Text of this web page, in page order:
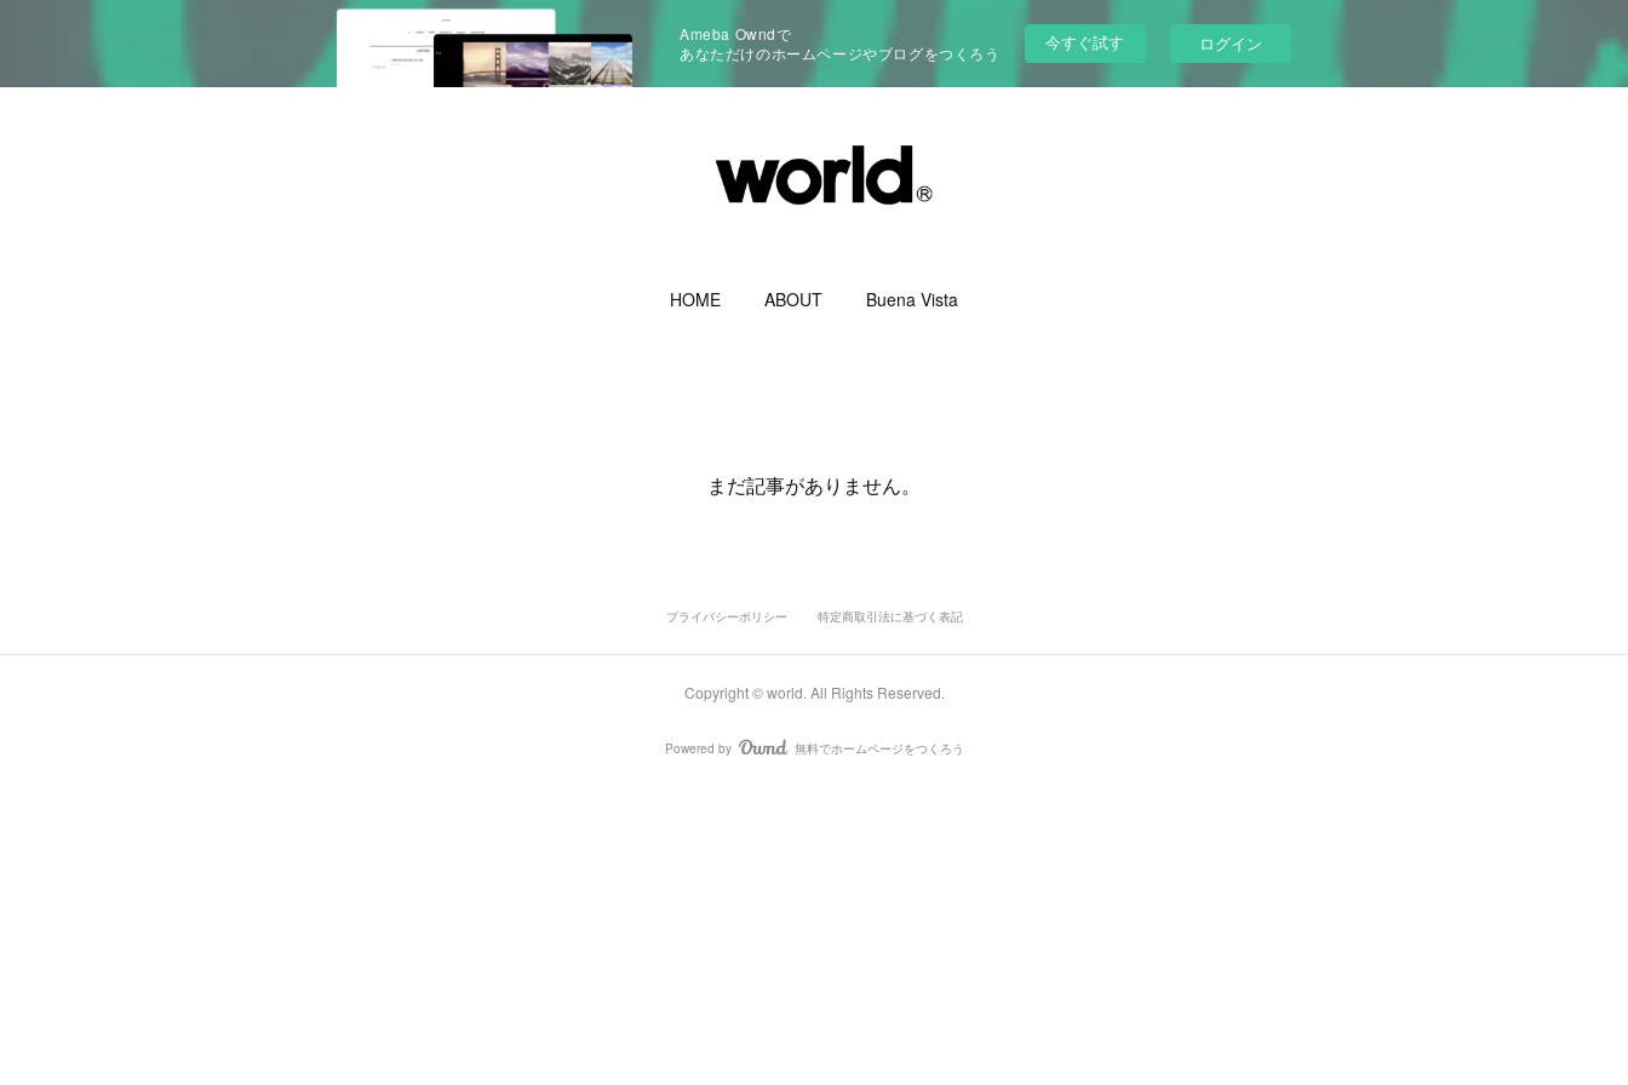
Ameba Owndで
あなただけのホームページやブログをつくろう
今すぐ試す ログイン
HOME ABOUT Buena Vista
まだ記事がありません。
プライバシーポリシー 特定商取引法に基づく表記
Copyright © world. All Rights Reserved.
Powered by AmebaOwnd
無料でホームページをつくろう